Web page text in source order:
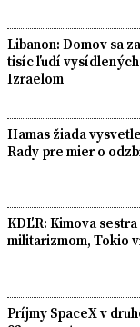
Libanon: Domov sa
tisíc ľudí
Izraelom
Hamas žiada
Rady pre mier o
KDĽR: Kimova
militarizmom, Tokio
Príjmy SpaceX v